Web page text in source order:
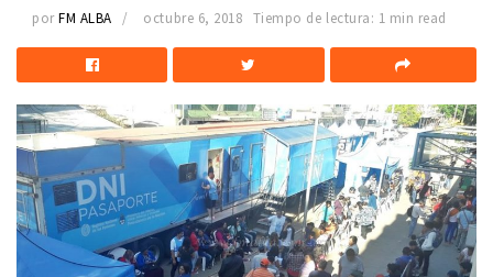
por FM ALBA octubre 6, 2018 Tiempo de lectura: 1 min read